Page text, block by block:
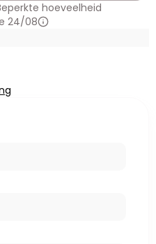
hoeveelheid
24/08